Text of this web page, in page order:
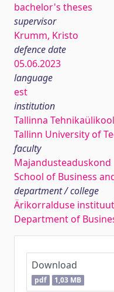
bachelor's theses
supervisor
Krumm, Kristo
defence date
05.06.2023
language
est
institution
Tallinna Tehnikaülikool
Tallinn University of
faculty
Majandusteaduskond
School of Business
department / college
Ärikorralduse instituut
Department of
Download
pdf 1,03 MB